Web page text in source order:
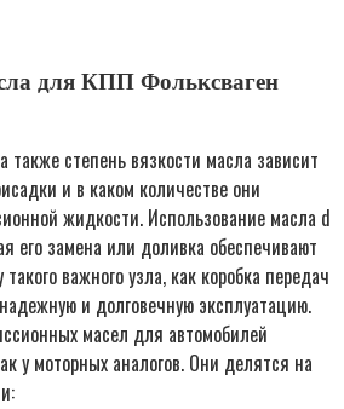
для КПП Фольксваген
также степень вязкости масла зависит
и в каком количестве они
жидкости. Использование масла d
его замена или доливка обеспечивают
важного узла, как коробка передач
и долговечную эксплуатацию.
масел для автомобилей
у моторных аналогов. Они делятся на